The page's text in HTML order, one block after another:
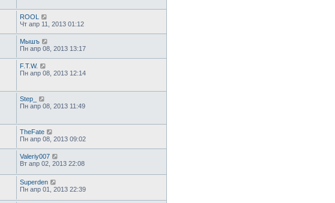
ROOL
Чт апр 11, 2013 01:12
Мышъ
Пн апр 08, 2013 13:17
F.T.W.
Пн апр 08, 2013 12:14
Step_
Пн апр 08, 2013 11:49
TheFate
Пн апр 08, 2013 09:02
Valeriy007
Вт апр 02, 2013 22:08
Superden
Пн апр 01, 2013 22:39